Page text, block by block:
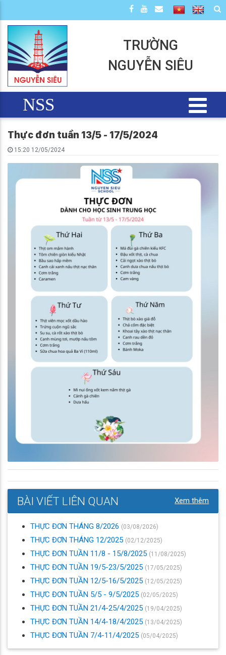
TRƯỜNG
NGUYỄN SIÊU
NSS
Thực đơn tuần 13/5 - 17/5/2024
15:20 12/05/2024
BÀI VIẾT LIÊN QUAN Xem thêm
THỰC ĐƠN THÁNG 8/2026 (03/08/2026)
THỰC ĐƠN THÁNG 12/2025 (02/12/2025)
THỰC ĐƠN TUẦN 11/8 - 15/8/2025 (11/08/2025)
THỰC ĐƠN TUẦN 19/5-23/5/2025 (17/05/2025)
THỰC ĐƠN TUẦN 12/5-16/5/2025 (12/05/2025)
THỰC ĐƠN TUẦN 5/5 - 9/5/2025 (02/05/2025)
THỰC ĐƠN TUẦN 21/4-25/4/2025 (19/04/2025)
THỰC ĐƠN TUẦN 14/4-18/4/2025 (13/04/2025)
THỰC ĐƠN TUẦN 7/4-11/4/2025 (05/04/2025)